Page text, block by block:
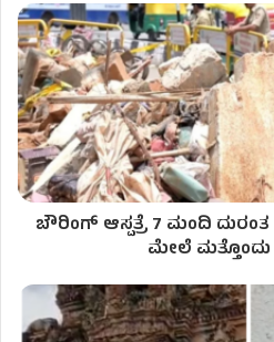
ಬೌರಿಂಗ್ ಆಸ್ಪತ್ರೆ 7 ಮಂದಿ ದುರಂತ
ಮೇಲೆ ಮತ್ತೊಂದು